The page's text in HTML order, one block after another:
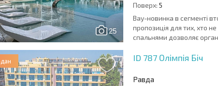
25
Поверх: 5
Вау-новинка в сегменті
пропозиція для тих, хто
спальнями дозволяє
ID 787 Олімпія Біч
Равда